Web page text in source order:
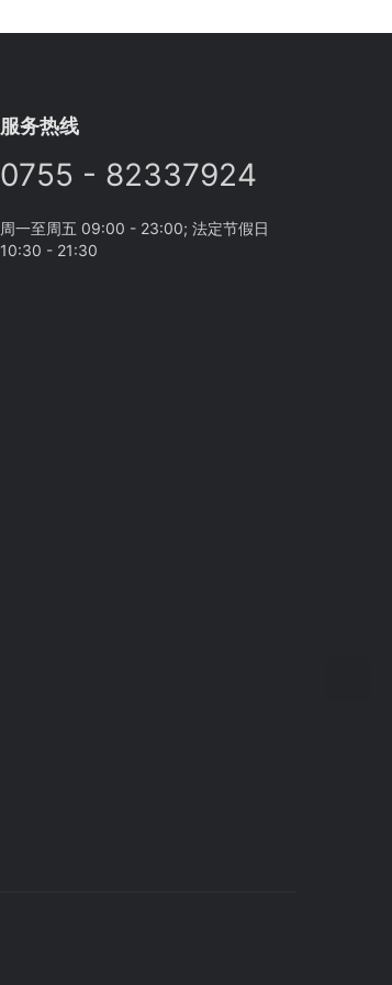
服务热线
0755 - 82337924
周一至周五 09:00 - 23:00; 法定节假日
10:30 - 21:30